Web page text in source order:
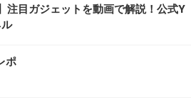
注目ガジェットを動画で解説！公式Y
ポ